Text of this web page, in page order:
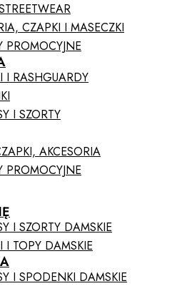
CZAPKI I MASECZKI
PROMOCYJNE
I RASHGUARDY
I SZORTY
AKCESORIA
PROMOCYJNE
I SZORTY DAMSKIE
I TOPY DAMSKIE
I SPODENKI DAMSKIE